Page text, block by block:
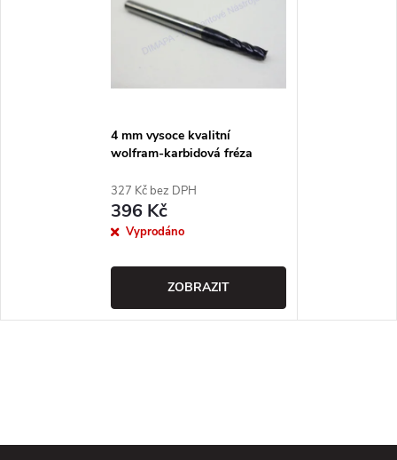
4 mm vysoce kvalitní
wolfram-karbidová fréza
327 Kč bez DPH
396 Kč
Vyprodáno
ZOBRAZIT